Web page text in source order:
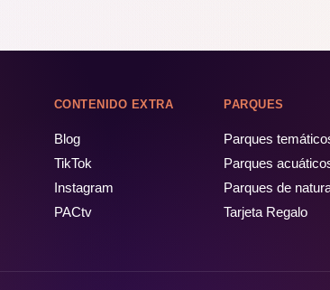
CONTENIDO EXTRA
Blog
TikTok
Instagram
PACtv
PARQUES
Parques
Parques
Parques de
Tarjeta Regalo